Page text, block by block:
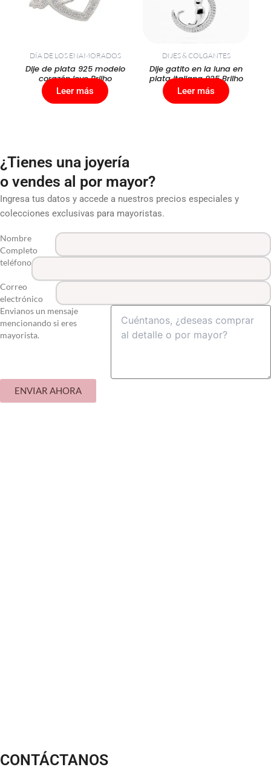
DÍA DE LOS ENAMORADOS
Dije de plata 925 modelo
corazón love Brilho
Leer más
DIJES & COLGANTES
Dije gatito en la luna en
plata italiana 925 Brilho
Leer más
¿Tienes una joyería
o vendes al por mayor?
Ingresa tus datos y accede a nuestros precios especiales y
colecciones exclusivas para mayoristas.
Nombre
Completo
teléfono
Correo
electrónico
Envianos un mensaje
mencionando si eres
mayorista.
ENVIAR AHORA
CONTÁCTANOS